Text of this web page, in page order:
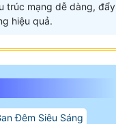
trúc mạng dễ dàng, đẩy
hiệu quả.
Đêm Siêu Sáng